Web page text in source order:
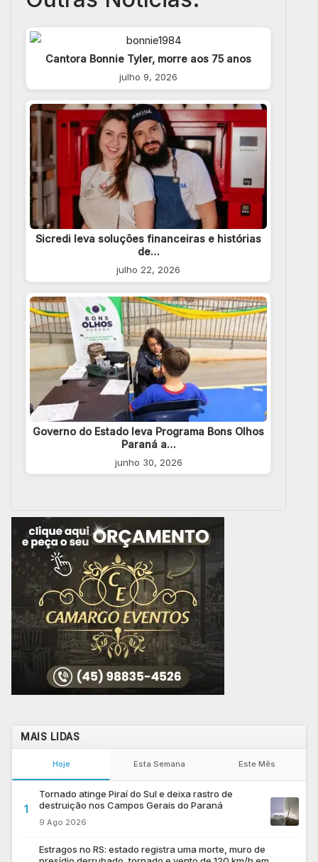
Cantora Bonnie Tyler, morre aos 75 anos
julho 9, 2026
Sicredi leva soluções financeiras e histórias
de…
julho 22, 2026
Governo do Estado leva Programa Bons Olhos
Paraná a…
junho 30, 2026
MAIS LIDAS
Hoje Esta Semana Este Mês
1
Tornado atinge Piraí do Sul e deixa rastro de
destruição nos Campos Gerais do Paraná
9 Ago 2026
Estragos no RS: estado registra uma morte, muro de